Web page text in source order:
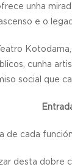
unha
e o
cunha
social que
cada
desta dobre